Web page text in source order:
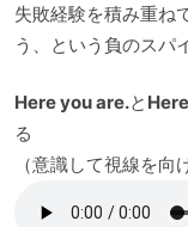
失敗経験を積み重ね
う、という負のスパ
Here you are.と
る
（意識して視線を向